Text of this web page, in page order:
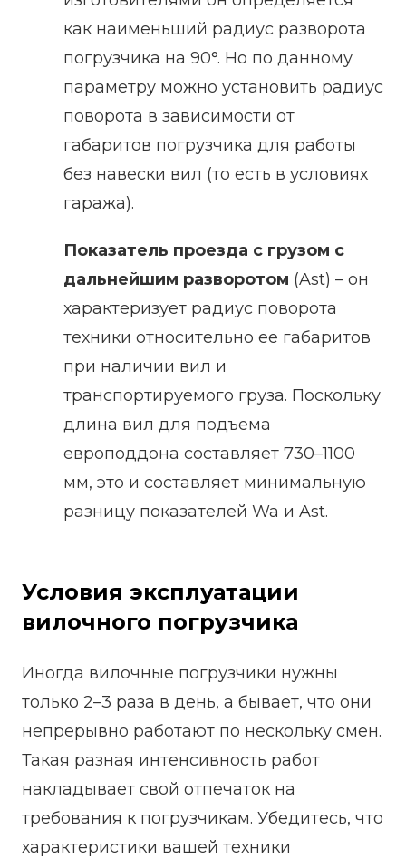
как наименьший радиус разворота
погрузчика на 90°. Но по данному
параметру можно установить радиус
поворота в зависимости от
габаритов погрузчика для работы
без навески вил (то есть в условиях
гаража).
Показатель проезда с грузом с
дальнейшим разворотом (Ast) – он
характеризует радиус поворота
техники относительно ее габаритов
при наличии вил и
транспортируемого груза. Поскольку
длина вил для подъема
европоддона составляет 730–1100
мм, это и составляет минимальную
разницу показателей Wa и Ast.
Условия эксплуатации
вилочного погрузчика
Иногда вилочные погрузчики нужны
только 2–3 раза в день, а бывает, что они
непрерывно работают по нескольку смен.
Такая разная интенсивность работ
накладывает свой отпечаток на
требования к погрузчикам. Убедитесь, что
характеристики вашей техники